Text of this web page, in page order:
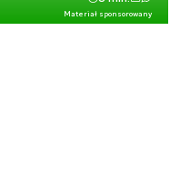
Materiał sponsorowany